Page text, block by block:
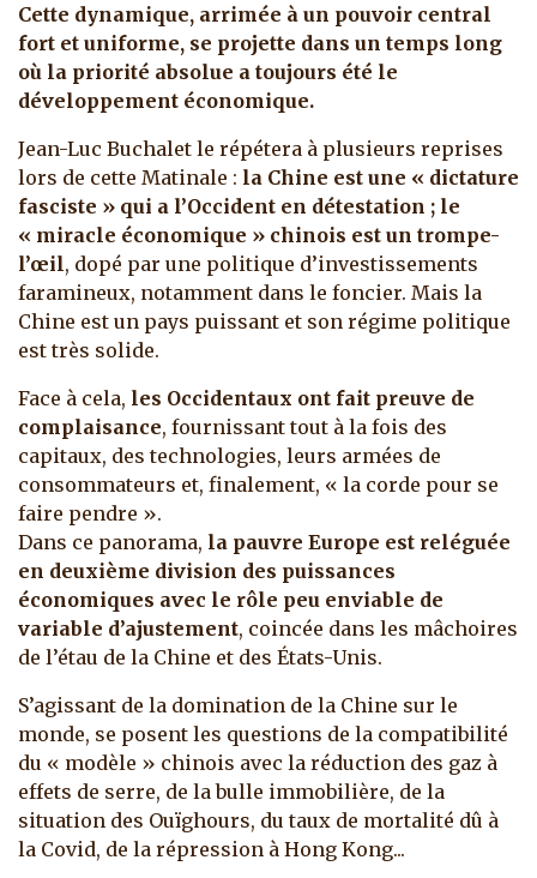
Cette dynamique, arrimée à un pouvoir central
fort et uniforme, se projette dans un temps long
où la priorité absolue a toujours été le
développement économique.
Jean-Luc Buchalet le répétera à plusieurs reprises
lors de cette Matinale : la Chine est une « dictature
fasciste » qui a l’Occident en détestation ; le
« miracle économique » chinois est un trompe-
l’œil, dopé par une politique d’investissements
faramineux, notamment dans le foncier. Mais la
Chine est un pays puissant et son régime politique
est très solide.
Face à cela, les Occidentaux ont fait preuve de
complaisance, fournissant tout à la fois des
capitaux, des technologies, leurs armées de
consommateurs et, finalement, « la corde pour se
faire pendre ».
Dans ce panorama, la pauvre Europe est reléguée
en deuxième division des puissances
économiques avec le rôle peu enviable de
variable d’ajustement, coincée dans les mâchoires
de l’étau de la Chine et des États-Unis.
S’agissant de la domination de la Chine sur le
monde, se posent les questions de la compatibilité
du « modèle » chinois avec la réduction des gaz à
effets de serre, de la bulle immobilière, de la
situation des Ouïghours, du taux de mortalité dû à
la Covid, de la répression à Hong Kong...